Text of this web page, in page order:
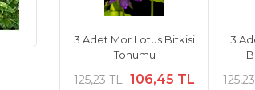
3 Adet Mor Lotus Bitkisi
Tohumu
125,23 TL 106,45 TL
3